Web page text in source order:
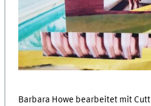
Barbara Howe bearbeitet mit